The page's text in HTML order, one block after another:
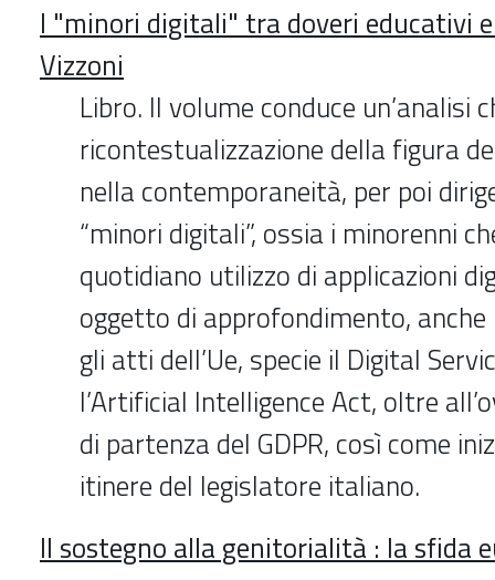
I "minori digitali" tra doveri educativi
Vizzoni
Libro. Il volume conduce un’analisi
ricontestualizzazione della figura
nella contemporaneità, per poi
“minori digitali”, ossia i minorenni
quotidiano utilizzo di applicazioni
oggetto di approfondimento, anche
gli atti dell’Ue, specie il Digital
l’Artificial Intelligence Act, oltre
di partenza del GDPR, così come
itinere del legislatore italiano.
Il sostegno alla genitorialità : la sfida